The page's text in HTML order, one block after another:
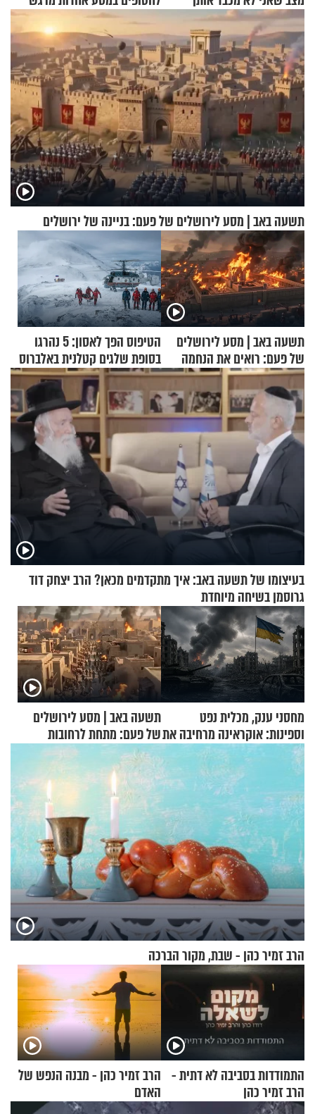
בבוקר בהנחת תפילין"
תשעה באב | מסע לירושלים של פעם: בניינה של ירושלים
תשעה באב | מסע לירושלים
של פעם: רואים את הנחמה
הטיפוס הפך לאסון: 5 נהרגו
בסופת שלגים קטלנית באלברוס
בעיצומו של תשעה באב: איך מתקדמים מכאן? הרב יצחק דוד
גרוסמן בשיחה מיוחדת
מחסני ענק, מכלית נפט
וספינות: אוקראינה מרחיבה את
התקיפות בעומק רוסיה
תשעה באב | מסע לירושלים
של פעם: מתחת לרחובות
ירושלים
הרב זמיר כהן - שבת, מקור הברכה
התמודדות בסביבה לא דתית -
הרב זמיר כהן
הרב זמיר כהן - מבנה הנפש של
האדם